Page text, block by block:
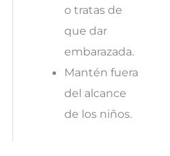
o tratas de
que dar
embarazada.
Mantén fuera
del alcance
de los niños.